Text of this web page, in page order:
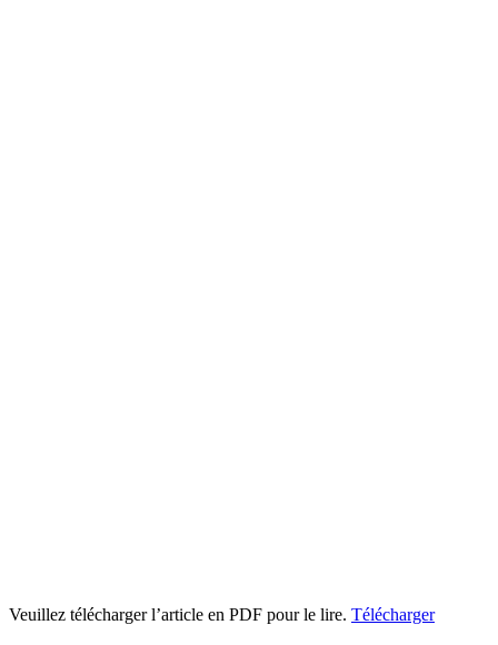
Veuillez télécharger l’article en PDF pour le lire. Télécharger